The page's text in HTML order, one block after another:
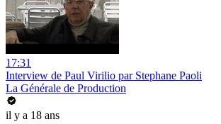
17:31
Interview de Paul Virilio par Stephane Paoli
La Générale de Production
il y a 18 ans